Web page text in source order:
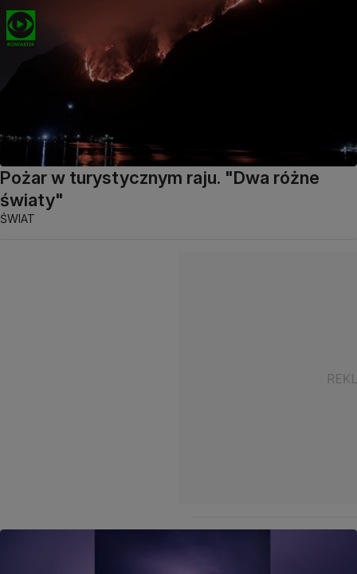
Pożar w turystycznym raju. "Dwa różne
światy"
ŚWIAT